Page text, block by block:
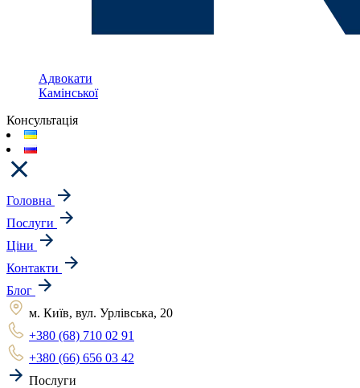
Адвокати
Камінської
Консультація
Головна
Послуги
Ціни
Контакти
Блог
м. Київ, вул. Урлівська, 20
+380 (68) 710 02 91
+380 (66) 656 03 42
Послуги